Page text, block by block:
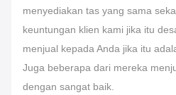
menyediakan tas yang sama
keuntungan klien kami jika itu
menjual kepada Anda jika itu
Juga beberapa dari mereka
dengan sangat baik.